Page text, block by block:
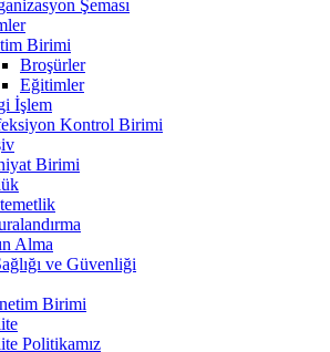
Şeması
Birimi
Broşürler
Eğitimler
İşlem
Kontrol Birimi
Birimi
Alma
ve Güvenliği
Birimi
Politikamız